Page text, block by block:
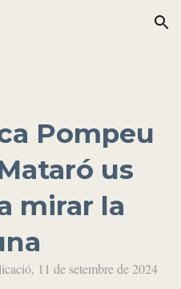
Skip to navigation
Pompeu
us
mirar la
11 de setembre de 2024